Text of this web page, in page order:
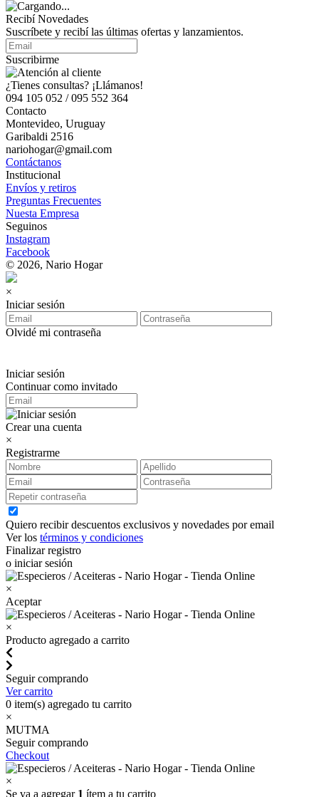
Recibí Novedades
Suscríbete y recibí las últimas ofertas y lanzamientos.
Suscribirme
¿Tienes consultas? ¡Llámanos!
094 105 052 / 095 552 364
Contacto
Montevideo, Uruguay
Garibaldi 2516
nariohogar@gmail.com
Contáctanos
Institucional
Envíos y retiros
Preguntas Frecuentes
Nuesta Empresa
Seguinos
Instagram
Facebook
© 2026, Nario Hogar
×
Iniciar sesión
Olvidé mi contraseña
Iniciar sesión
Continuar como invitado
Crear una cuenta
×
Registrarme
Quiero recibir descuentos exclusivos y novedades por email
Ver los términos y condiciones
Finalizar registro
o iniciar sesión
×
Aceptar
×
Producto agregado a carrito
Seguir comprando
Ver carrito
0 item(s) agregado tu carrito
×
MUTMA
Seguir comprando
Checkout
×
Se va a agregar 1 ítem a tu carrito